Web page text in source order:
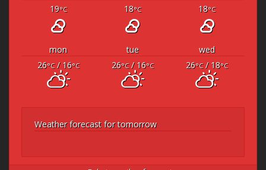
19°C 18°C 18°C
mon tue
wed
26°C/ 16°C 26°C/ 16°C 26°C/ 18°C
Weather forecast for tomorrow